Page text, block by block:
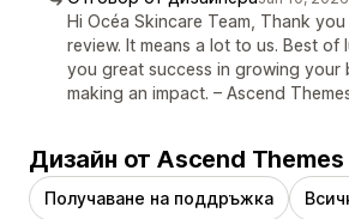
Hi Océa Skincare Team, Thank
review. It means a lot to us. Best of
you great success in growing your
making an impact. – Ascend
Дизайн от Ascend Themes
Получаване на поддръжка